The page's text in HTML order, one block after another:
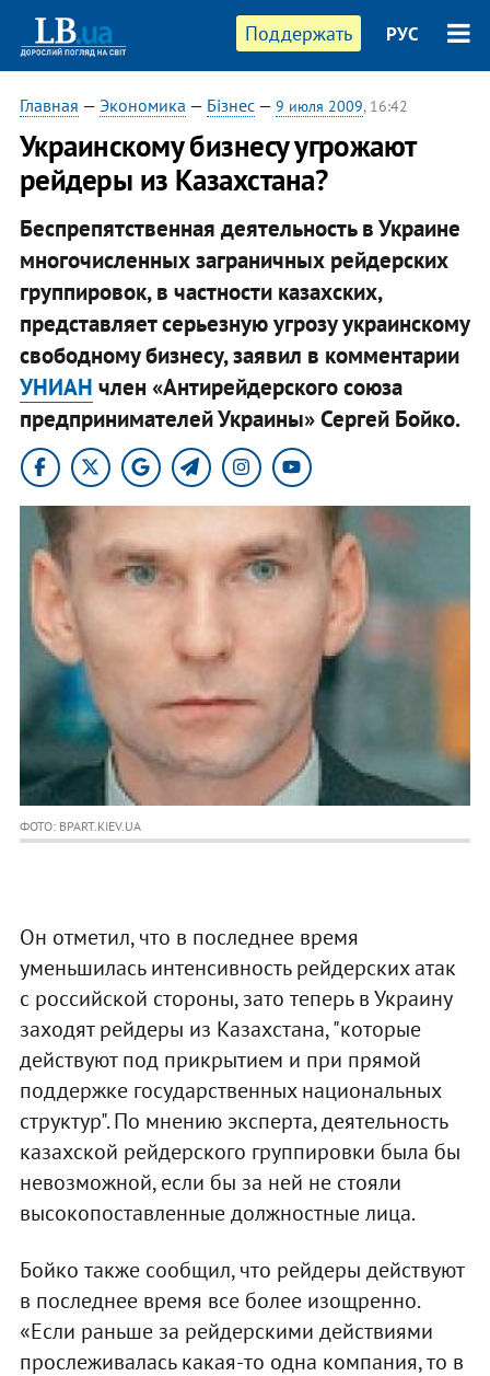
Поддержать РУС
Главная — Экономика — Бізнес— 9 июля 2009, 16:42
Украинскому бизнесу угрожают
рейдеры из Казахстана?
Беспрепятственная деятельность в Украине
многочисленных заграничных рейдерских
группировок, в частности казахских,
представляет серьезную угрозу украинскому
свободному бизнесу, заявил в комментарии
УНИАН член «Антирейдерского союза
предпринимателей Украины» Сергей Бойко.
ФОТО: BPART.KIEV.UA
Он отметил, что в последнее время
уменьшилась интенсивность рейдерских атак
с российской стороны, зато теперь в Украину
заходят рейдеры из Казахстана, "которые
действуют под прикрытием и при прямой
поддержке государственных национальных
структур". По мнению эксперта, деятельность
казахской рейдерского группировки была бы
невозможной, если бы за ней не стояли
высокопоставленные должностные лица.
Бойко также сообщил, что рейдеры действуют
в последнее время все более изощренно.
«Если раньше за рейдерскими действиями
прослеживалась какая-то одна компания, то в